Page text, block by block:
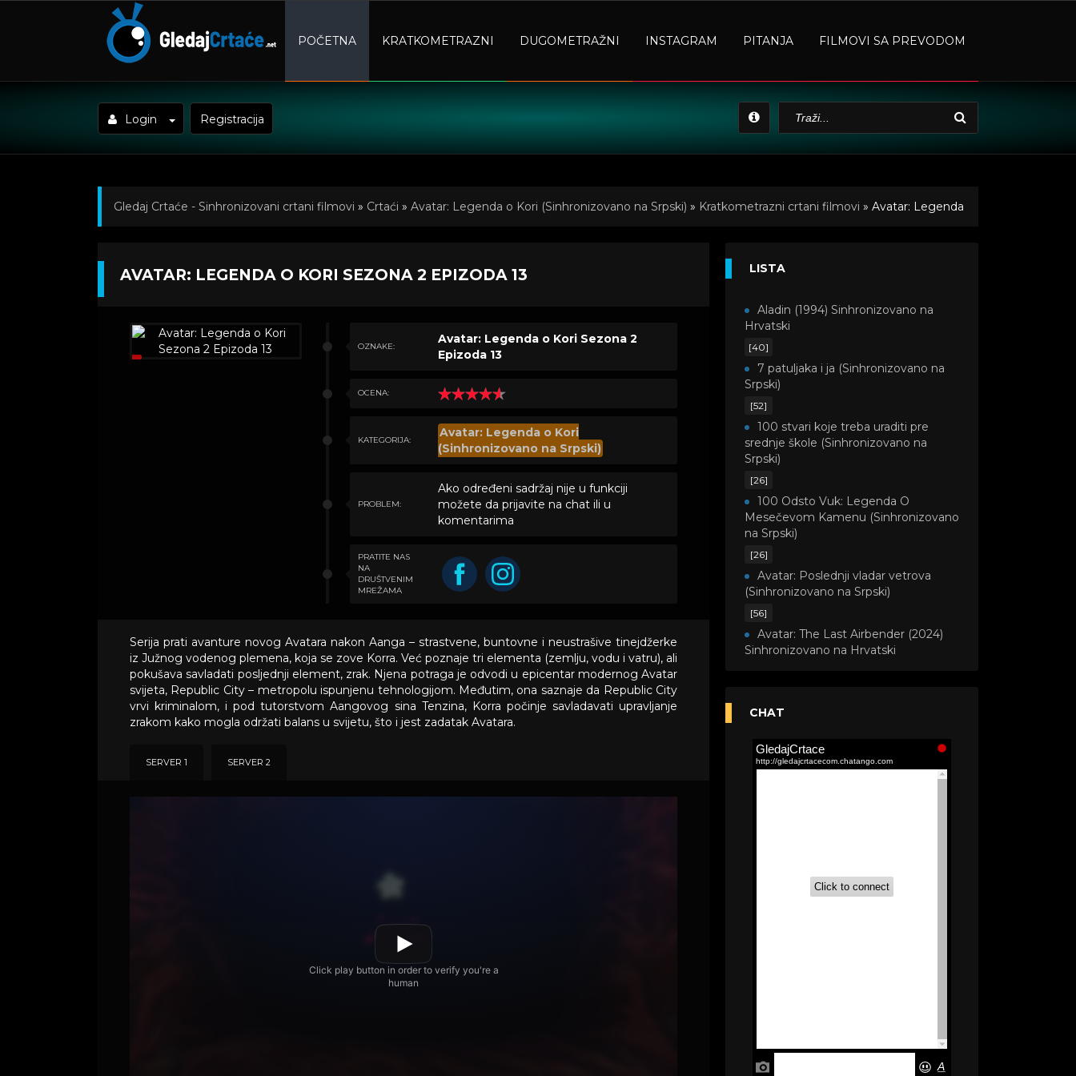
POČETNA KRATKOMETRAZNI DUGOMETRAŽNI INSTAGRAM PITANJA FILMOVI SA PREVODOM
Login Registracija
Gledaj Crtaće - Sinhronizovani crtani filmovi » Crtaći » Avatar: Legenda o Kori (Sinhronizovano na Srpski) » Kratkometrazni crtani filmovi » Avatar: Legenda
AVATAR: LEGENDA O KORI SEZONA 2 EPIZODA 13
OZNAKE:
Avatar: Legenda o Kori Sezona 2
Epizoda 13
OCENA:
KATEGORIJA:
Avatar: Legenda o Kori
(Sinhronizovano na Srpski)
PROBLEM:
Ako određeni sadržaj nije u funkciji
možete da prijavite na chat ili u
komentarima
PRATITE NAS
NA
DRUŠTVENIM
MREŽAMA
Serija prati avanture novog Avatara nakon Aanga – strastvene, buntovne i neustrašive tinejdžerke
iz Južnog vodenog plemena, koja se zove Korra. Već poznaje tri elementa (zemlju, vodu i vatru), ali
pokušava savladati posljednji element, zrak. Njena potraga je odvodi u epicentar modernog Avatar
svijeta, Republic City – metropolu ispunjenu tehnologijom. Međutim, ona saznaje da Republic City
vrvi kriminalom, i pod tutorstvom Aangovog sina Tenzina, Korra počinje savladavati upravljanje
zrakom kako mogla održati balans u svijetu, što i jest zadatak Avatara.
SERVER 1 SERVER 2
LISTA
Aladin (1994) Sinhronizovano na
Hrvatski
[40]
7 patuljaka i ja (Sinhronizovano na
Srpski)
[52]
100 stvari koje treba uraditi pre
srednje škole (Sinhronizovano na
Srpski)
[26]
100 Odsto Vuk: Legenda O
Mesečevom Kamenu (Sinhronizovano
na Srpski)
[26]
Avatar: Poslednji vladar vetrova
(Sinhronizovano na Srpski)
[56]
Avatar: The Last Airbender (2024)
Sinhronizovano na Hrvatski
(Sinhronizovano na Srpski)
Akademija čarolija (Wits Academy)
Sinhronizovano na Srpski
Tunes,2020) Sinhronizovano na Srpski
Okura (Sinhronizovano na Srpski)
CHAT